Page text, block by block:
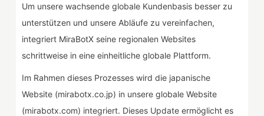
Um unsere wachsende globale Kundenbasis besser zu
unterstützen und unsere Abläufe zu vereinfachen,
integriert MiraBotX seine regionalen Websites
schrittweise in eine einheitliche globale Plattform.
Im Rahmen dieses Prozesses wird die japanische
Website (mirabotx.co.jp) in unsere globale Website
(mirabotx.com) integriert. Dieses Update ermöglicht es